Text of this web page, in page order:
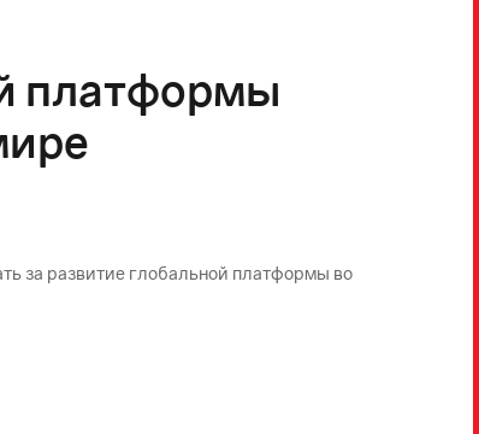
платформы
за развитие глобальной платформы во